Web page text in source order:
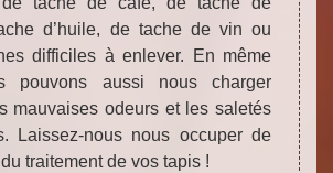
d’huile, de tache de vin ou
difficiles à enlever. En même
pouvons aussi nous charger
mauvaises odeurs et les saletés
Laissez-nous nous occuper de
du traitement de vos tapis !